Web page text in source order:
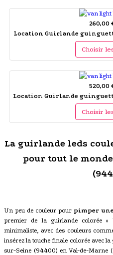
260,00
Location Guirlande
Choisir
520,00
Location Guirlande
Choisir
La guirlande leds
pour tout le
Un peu de couleur pour pimper
premier de la guirlande colorée «
minimaliste, avec des couleurs
insérez la touche finale colorée avec
sur-Seine (94400) en Val-de-Marne